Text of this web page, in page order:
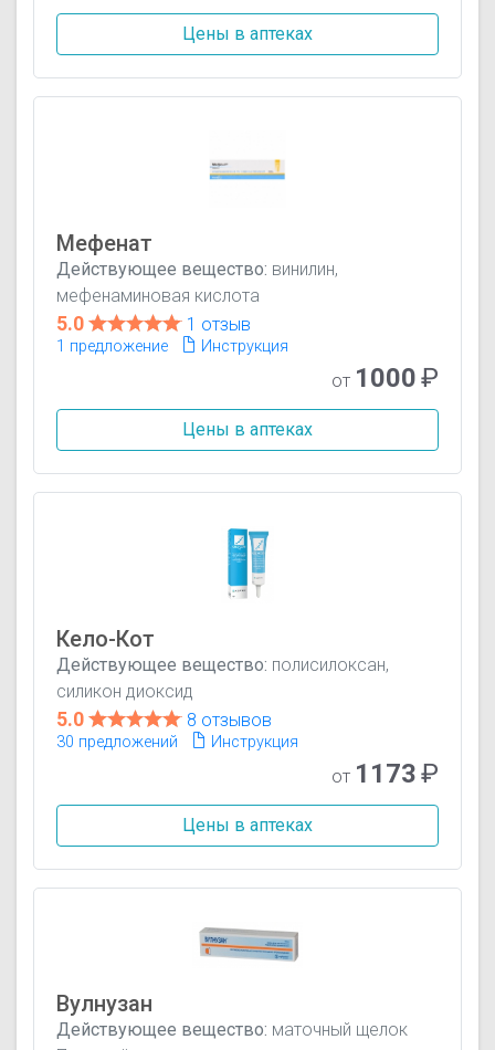
Цены в аптеках
Мефенат
Действующее вещество: винилин,
мефенаминовая кислота
5.0 1 отзыв
1 предложение Инструкция
от 1000₽
Цены в аптеках
Кело-Кот
Действующее вещество: полисилоксан,
силикон диоксид
5.0 8 отзывов
30 предложений Инструкция
от 1173₽
Цены в аптеках
Вулнузан
Действующее вещество: маточный щелок